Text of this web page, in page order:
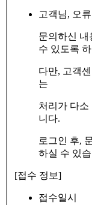
고객님, 오
문의하신 내
수 있도록
다만, 고객
는
처리가 다소
니다.
로그인 후,
하실 수 있
[접수 정보]
접수일시